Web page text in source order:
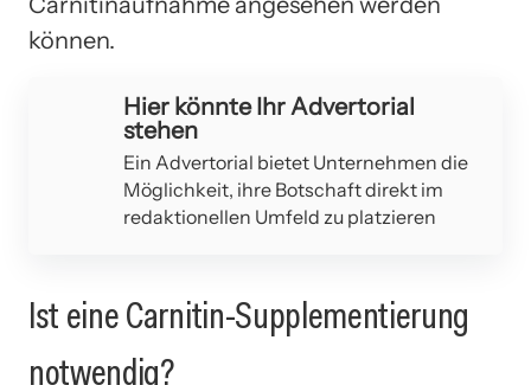
können.
Hier könnte Ihr Advertorial
stehen
Ein Advertorial bietet Unternehmen die
Möglichkeit, ihre Botschaft direkt im
redaktionellen Umfeld zu platzieren
Ist eine Carnitin-Supplementierung
notwendig?